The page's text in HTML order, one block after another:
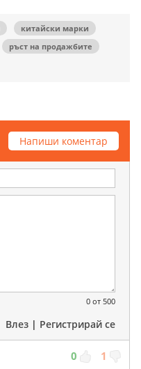
китайски марки
ръст на продажбите
Напиши коментар
0 от 500
Влез | Регистрирай се
0 1